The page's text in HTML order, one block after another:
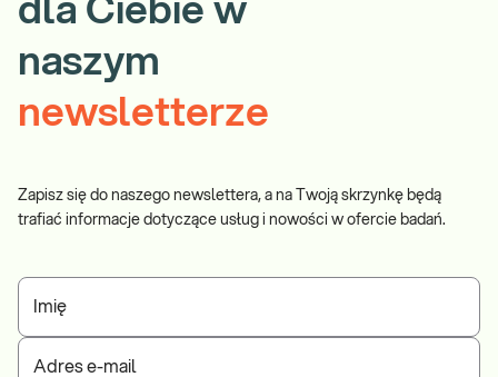
dla Ciebie w
naszym
newsletterze
Zapisz się do naszego newslettera, a na Twoją skrzynkę będą
trafiać informacje dotyczące usług i nowości w ofercie badań.
Imię
Adres e-mail